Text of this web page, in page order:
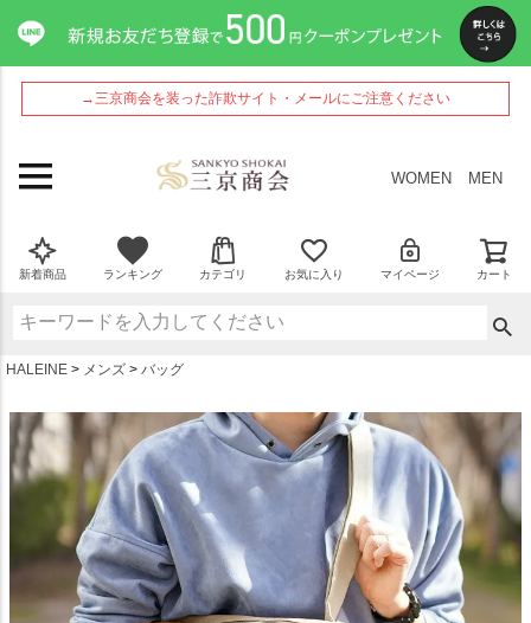
→三京商会を装った詐欺サイト・メールにご注意ください
WOMEN MEN
新着商品 ランキング カテゴリ お気に入り マイページ カート
HALEINE メンズ バッグ
ペー
ジト
ップ
へ